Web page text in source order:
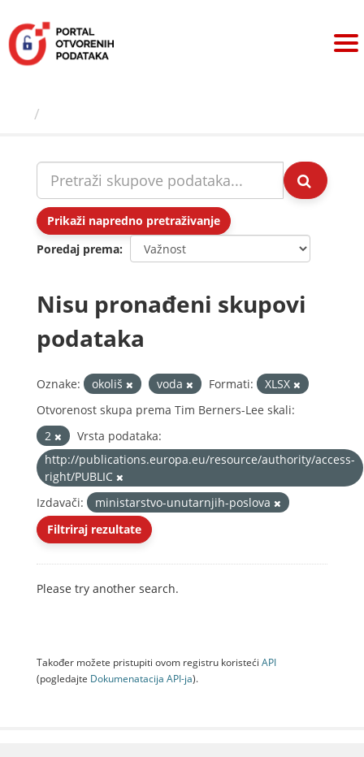
sadržaj
Prikaži napredno pretraživanje
Poredaj prema
Nisu pronađeni skupovi
podataka
Oznake: okoliš voda Formati:
XLSX
Otvorenost skupa prema Tim Berners-Lee skali:
2
Vrsta podataka:
http://publications.europa.eu/resource/authority/access-
right/PUBLIC
Izdavači:
ministarstvo-unutarnjih-poslova
Filtriraj rezultate
Please try another search.
Također možete pristupiti ovom registru koristeći API
(pogledajte Dokumenаtаcijа API-jа).